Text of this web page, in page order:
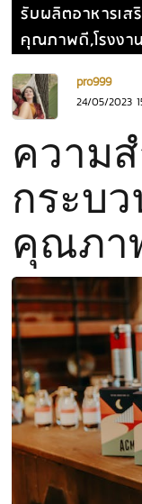
รับผลิตอาหารเ
คุณภาพดี,โรงง
pro999
24/05/2023
ความ
กระบ
คุณภา